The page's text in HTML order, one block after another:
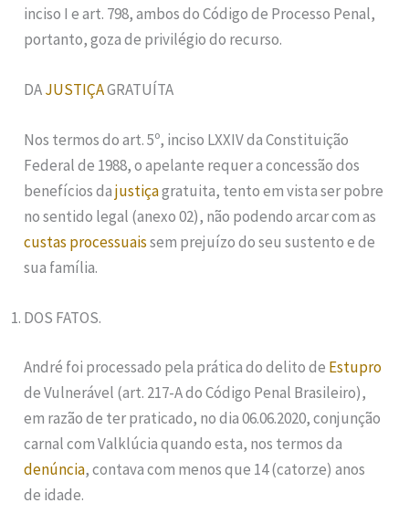
inciso I e art. 798, ambos do Código de Processo Penal,
portanto, goza de privilégio do recurso.
DAJUSTIÇAGRATUÍTA
Nos termos do art. 5º, inciso LXXIV da Constituição
Federal de 1988, o apelante requer a concessão dos
benefícios dajustiçagratuita, tento em vista ser pobre
no sentido legal (anexo 02), não podendo arcar com as
custas processuaissem prejuízo do seu sustento e de
sua família.
DOS FATOS.
André foi processado pela prática do delito de Estupro
de Vulnerável (art. 217-A do Código Penal Brasileiro),
em razão de ter praticado, no dia 06.06.2020, conjunção
carnal com Valklúcia quando esta, nos termos da
denúncia, contava com menos que 14 (catorze) anos
de idade.